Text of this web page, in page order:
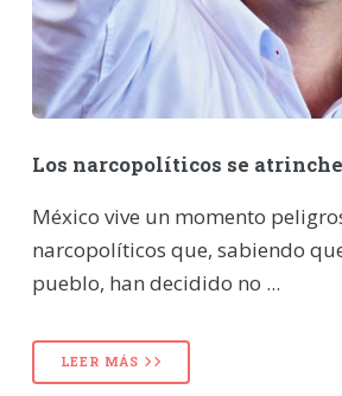
Los narcopolíticos se
México vive un momento
narcopolíticos que, sabiendo
pueblo, han decidido no ...
LEER MÁS